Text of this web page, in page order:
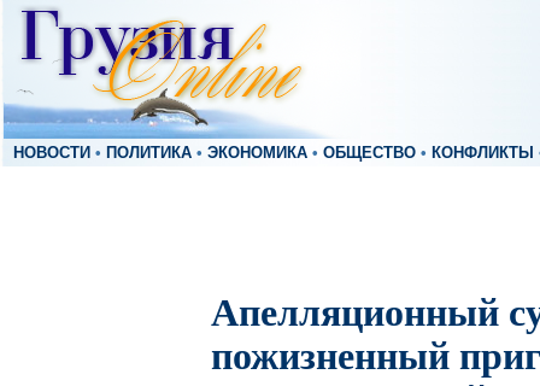
НОВОСТИ • ПОЛИТИКА • ЭКОНОМИКА • ОБЩЕСТВО • КОНФЛИКТЫ
Апелляционный
пожизненный